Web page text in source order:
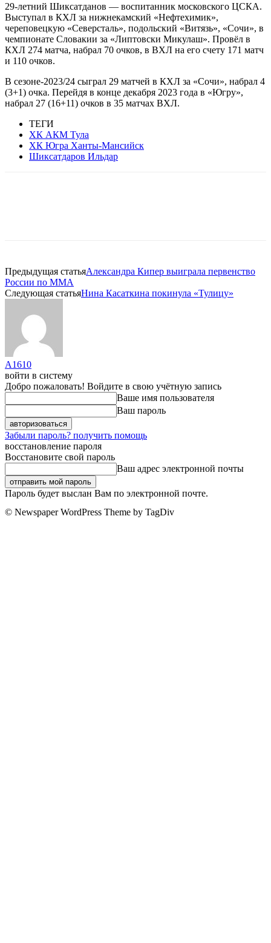
29-летний Шиксатданов — воспитанник московского ЦСКА.
Выступал в КХЛ за нижнекамский «Нефтехимик»,
череповецкую «Северсталь», подольский «Витязь», «Сочи», в
чемпионате Словакии за «Липтовски Микулаш». Провёл в
КХЛ 274 матча, набрал 70 очков, в ВХЛ на его счету 171 матч
и 110 очков.
В сезоне-2023/24 сыграл 29 матчей в КХЛ за «Сочи», набрал 4
(3+1) очка. Перейдя в конце декабря 2023 года в «Югру»,
набрал 27 (16+11) очков в 35 матчах ВХЛ.
ТЕГИ
ХК АКМ Тула
ХК Югра Ханты-Мансийск
Шиксатдаров Ильдар
Предыдущая статьяАлександра Кипер выиграла первенство
России по MMA
Следующая статьяНина Касаткина покинула «Тулицу»
A1610
войти в систему
Добро пожаловать! Войдите в свою учётную запись
Ваше имя пользователя
Ваш пароль
Забыли пароль? получить помощь
восстановление пароля
Восстановите свой пароль
Ваш адрес электронной почты
Пароль будет выслан Вам по электронной почте.
© Newspaper WordPress Theme by TagDiv